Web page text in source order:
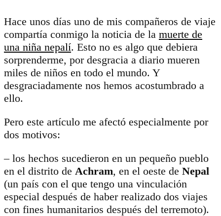
Hace unos días uno de mis compañeros de viaje
compartía conmigo la noticia de la muerte de
una niña nepalí. Esto no es algo que debiera
sorprenderme, por desgracia a diario mueren
miles de niños en todo el mundo. Y
desgraciadamente nos hemos acostumbrado a
ello.
Pero este artículo me afectó especialmente por
dos motivos:
– los hechos sucedieron en un pequeño pueblo
en el distrito de Achram, en el oeste de Nepal
(un país con el que tengo una vinculación
especial después de haber realizado dos viajes
con fines humanitarios después del terremoto).